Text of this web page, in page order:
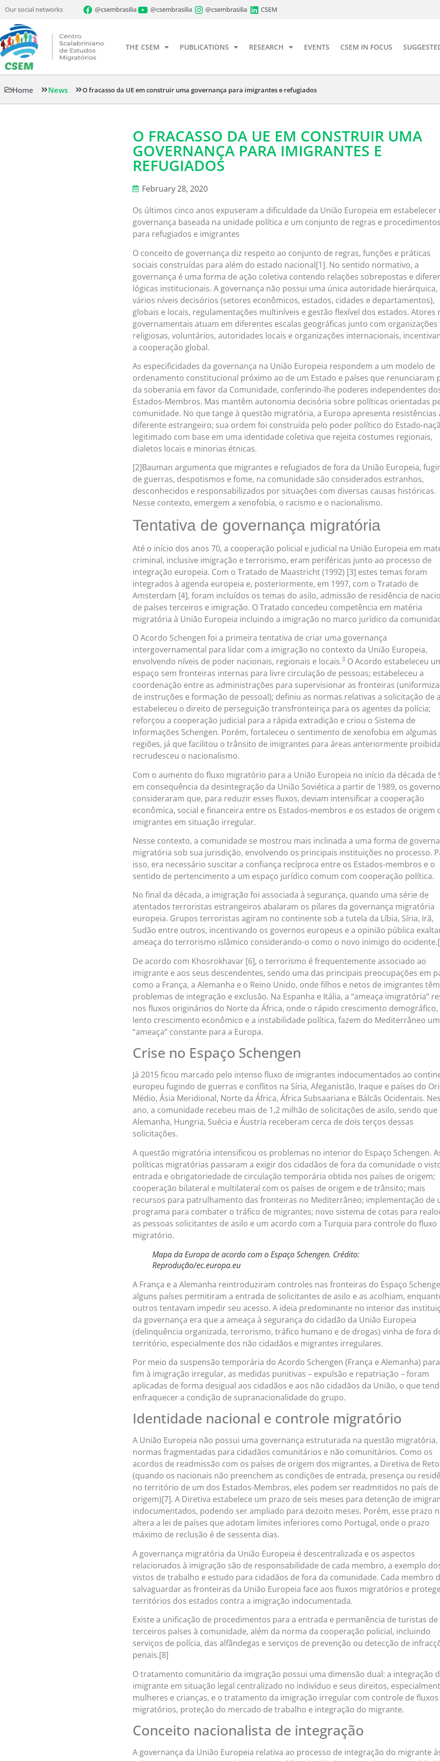
Our social networks @csembrasilia @csembrasilia @csembrasilia CSEM
THE CSEM PUBLICATIONS RESEARCH EVENTS CSEM IN FOCUS
Home News O fracasso da UE em construir uma governança para imigrantes e refugiados
O FRACASSO DA UE EM CONSTRUIR UMA
GOVERNANÇA PARA IMIGRANTES E
REFUGIADOS
February 28, 2020
Os últimos cinco anos expuseram a dificuldade da União Europeia em estabelecer
governança baseada na unidade política e um conjunto de regras e procedimentos
para refugiados e imigrantes
O conceito de governança diz respeito ao conjunto de regras, funções e práticas
sociais construídas para além do estado nacional[1]. No sentido normativo, a
governança é uma forma de ação coletiva contendo relações sobrepostas e
lógicas institucionais. A governança não possui uma única autoridade hierárquica,
vários níveis decisórios (setores econômicos, estados, cidades e departamentos),
globais e locais, regulamentações multiníveis e gestão flexível dos estados. Atores
governamentais atuam em diferentes escalas geográficas junto com organizações
religiosas, voluntários, autoridades locais e organizações internacionais,
a cooperação global.
As especificidades da governança na União Europeia respondem a um modelo de
ordenamento constitucional próximo ao de um Estado e países que renunciaram
da soberania em favor da Comunidade, conferindo-lhe poderes independentes
Estados-Membros. Mas mantêm autonomia decisória sobre políticas orientadas
comunidade. No que tange à questão migratória, a Europa apresenta resistências
diferente estrangeiro; sua ordem foi construída pelo poder político do Estado-
legitimado com base em uma identidade coletiva que rejeita costumes regionais,
dialetos locais e minorias étnicas.
[2]Bauman argumenta que migrantes e refugiados de fora da União Europeia,
de guerras, despotismos e fome, na comunidade são considerados estranhos,
desconhecidos e responsabilizados por situações com diversas causas históricas.
Nesse contexto, emergem a xenofobia, o racismo e o nacionalismo.
Tentativa de governança migratória
Até o início dos anos 70, a cooperação policial e judicial na União Europeia em
criminal, inclusive imigração e terrorismo, eram periféricas junto ao processo de
integração europeia. Com o Tratado de Maastricht (1992) [3] estes temas foram
integrados à agenda europeia e, posteriormente, em 1997, com o Tratado de
Amsterdam [4], foram incluídos os temas do asilo, admissão de residência de
de países terceiros e imigração. O Tratado concedeu competência em matéria
migratória à União Europeia incluindo a imigração no marco jurídico da
O Acordo Schengen foi a primeira tentativa de criar uma governança
intergovernamental para lidar com a imigração no contexto da União Europeia,
envolvendo níveis de poder nacionais, regionais e locais.3 O Acordo estabeleceu
espaço sem fronteiras internas para livre circulação de pessoas; estabeleceu a
coordenação entre as administrações para supervisionar as fronteiras
de instruções e formação de pessoal); definiu as normas relativas a solicitação de
estabeleceu o direito de perseguição transfronteiriça para os agentes da polícia;
reforçou a cooperação judicial para a rápida extradição e criou o Sistema de
Informações Schengen. Porém, fortaleceu o sentimento de xenofobia em algumas
regiões, já que facilitou o trânsito de imigrantes para áreas anteriormente
recrudesceu o nacionalismo.
Com o aumento do fluxo migratório para a União Europeia no início da década de
em consequência da desintegração da União Soviética a partir de 1989, os
consideraram que, para reduzir esses fluxos, deviam intensificar a cooperação
econômica, social e financeira entre os Estados-membros e os estados de origem
imigrantes em situação irregular.
Nesse contexto, a comunidade se mostrou mais inclinada a uma forma de
migratória sob sua jurisdição, envolvendo os principais instituições no processo.
isso, era necessário suscitar a confiança recíproca entre os Estados-membros e o
sentido de pertencimento a um espaço jurídico comum com cooperação política.
No final da década, a imigração foi associada à segurança, quando uma série de
atentados terroristas estrangeiros abalaram os pilares da governança migratória
europeia. Grupos terroristas agiram no continente sob a tutela da Líbia, Síria, Irã,
Sudão entre outros, incentivando os governos europeus e a opinião pública
ameaça do terrorismo islâmico considerando-o como o novo inimigo do
De acordo com Khosrokhavar [6], o terrorismo é frequentemente associado ao
imigrante e aos seus descendentes, sendo uma das principais preocupações em
como a França, a Alemanha e o Reino Unido, onde filhos e netos de imigrantes têm
problemas de integração e exclusão. Na Espanha e Itália, a “ameaça imigratória”
nos fluxos originários do Norte da África, onde o rápido crescimento demográfico,
lento crescimento econômico e a instabilidade política, fazem do Mediterrâneo
“ameaça” constante para a Europa.
Crise no Espaço Schengen
Já 2015 ficou marcado pelo intenso fluxo de imigrantes indocumentados ao
europeu fugindo de guerras e conflitos na Síria, Afeganistão, Iraque e países do
Médio, Ásia Meridional, Norte da África, África Subsaariana e Bálcãs Ocidentais.
ano, a comunidade recebeu mais de 1,2 milhão de solicitações de asilo, sendo que
Alemanha, Hungria, Suécia e Áustria receberam cerca de dois terços dessas
solicitações.
A questão migratória intensificou os problemas no interior do Espaço Schengen.
políticas migratórias passaram a exigir dos cidadãos de fora da comunidade o
entrada e obrigatoriedade de circulação temporária obtida nos países de origem;
cooperação bilateral e multilateral com os países de origem e de trânsito; mais
recursos para patrulhamento das fronteiras no Mediterrâneo; implementação de
programa para combater o tráfico de migrantes; novo sistema de cotas para
as pessoas solicitantes de asilo e um acordo com a Turquia para controle do fluxo
migratório.
Mapa da Europa de acordo com o Espaço Schengen. Crédito:
Reprodução/ec.europa.eu
A França e a Alemanha reintroduziram controles nas fronteiras do Espaço
alguns países permitiram a entrada de solicitantes de asilo e as acolhiam,
outros tentavam impedir seu acesso. A ideia predominante no interior das
da governança era que a ameaça à segurança do cidadão da União Europeia
(delinquência organizada, terrorismo, tráfico humano e de drogas) vinha de fora
território, especialmente dos não cidadãos e migrantes irregulares.
Por meio da suspensão temporária do Acordo Schengen (França e Alemanha)
fim à imigração irregular, as medidas punitivas – expulsão e repatriação – foram
aplicadas de forma desigual aos cidadãos e aos não cidadãos da União, o que
enfraquecer a condição de supranacionalidade do grupo.
Identidade nacional e controle migratório
A União Europeia não possui uma governança estruturada na questão migratória,
normas fragmentadas para cidadãos comunitários e não comunitários. Como os
acordos de readmissão com os países de origem dos migrantes, a Diretiva de
(quando os nacionais não preenchem as condições de entrada, presença ou
no território de um dos Estados-Membros, eles podem ser readmitidos no país de
origem)[7]. A Diretiva estabelece um prazo de seis meses para detenção de
indocumentados, podendo ser ampliado para dezoito meses. Porém, esse prazo
altera a lei de países que adotam limites inferiores como Portugal, onde o prazo
máximo de reclusão é de sessenta dias.
A governança migratória da União Europeia é descentralizada e os aspectos
relacionados à imigração são de responsabilidade de cada membro, a exemplo
vistos de trabalho e estudo para cidadãos de fora da comunidade. Cada membro
salvaguardar as fronteiras da União Europeia face aos fluxos migratórios e
territórios dos estados contra a imigração indocumentada.
Existe a unificação de procedimentos para a entrada e permanência de turistas de
terceiros países à comunidade, além da norma da cooperação policial, incluindo
serviços de polícia, das alfândegas e serviços de prevenção ou detecção de
penais.[8]
O tratamento comunitário da imigração possui uma dimensão dual: a integração
imigrante em situação legal centralizado no indivíduo e seus direitos,
mulheres e crianças, e o tratamento da imigração irregular com controle de fluxos
migratórios, proteção do mercado de trabalho e integração do migrante.
Conceito nacionalista de integração
A governança da União Europeia relativa ao processo de integração do migrante